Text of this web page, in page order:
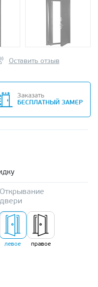
Оставить отзыв
Заказать
БЕСПЛАТНЫЙ ЗАМЕР
Открывание
двери
левое правое